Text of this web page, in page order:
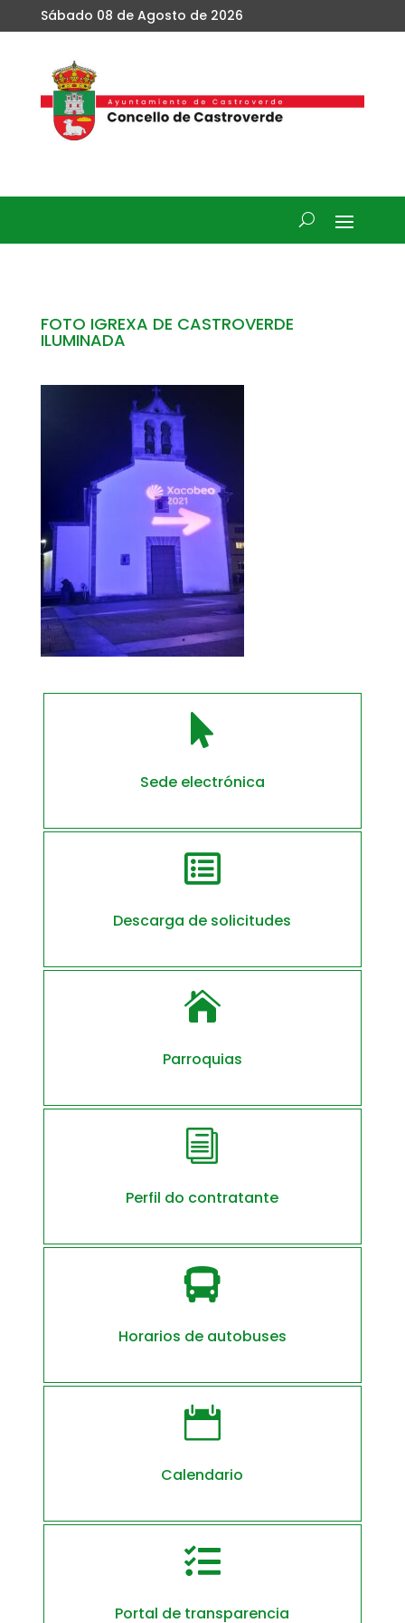
Sábado 08 de Agosto de 2026
FOTO IGREXA DE CASTROVERDE
ILUMINADA

Sede electrónica

Descarga de solicitudes

Parroquias
i
Perfil do contratante

Horarios de autobuses

Calendario

Portal de transparencia